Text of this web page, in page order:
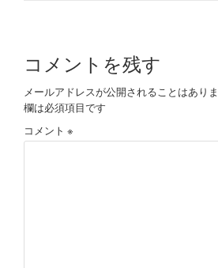
コメントを残す
メールアドレスが公開されることはありま
欄は必須項目です
コメント ※